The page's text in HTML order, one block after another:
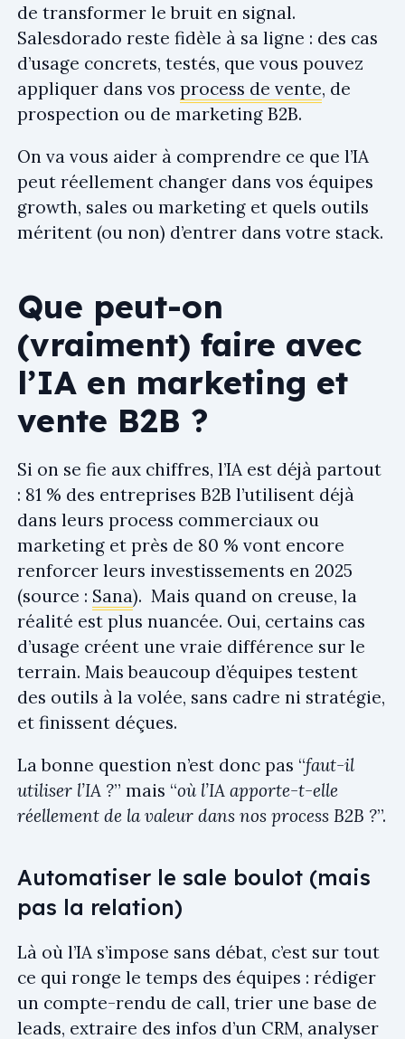
de transformer le bruit en signal.
Salesdorado reste fidèle à sa ligne : des cas
d’usage concrets, testés, que vous pouvez
appliquer dans vos process de vente, de
prospection ou de marketing B2B.
On va vous aider à comprendre ce que l’IA
peut réellement changer dans vos équipes
growth, sales ou marketing et quels outils
méritent (ou non) d’entrer dans votre stack.
Que peut-on
(vraiment) faire avec
l’IA en marketing et
vente B2B ?
Si on se fie aux chiffres, l’IA est déjà partout
: 81 % des entreprises B2B l’utilisent déjà
dans leurs process commerciaux ou
marketing et près de 80 % vont encore
renforcer leurs investissements en 2025
(source : Sana). Mais quand on creuse, la
réalité est plus nuancée. Oui, certains cas
d’usage créent une vraie différence sur le
terrain. Mais beaucoup d’équipes testent
des outils à la volée, sans cadre ni stratégie,
et finissent déçues.
La bonne question n’est donc pas “faut-il
utiliser l’IA ?” mais “où l’IA apporte-t-elle
réellement de la valeur dans nos process B2B ?”.
Automatiser le sale boulot (mais
pas la relation)
Là où l’IA s’impose sans débat, c’est sur tout
ce qui ronge le temps des équipes : rédiger
un compte-rendu de call, trier une base de
leads, extraire des infos d’un CRM, analyser